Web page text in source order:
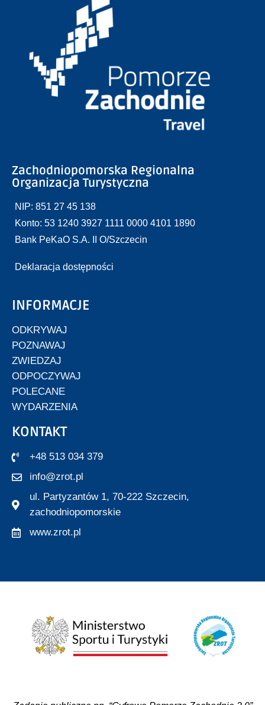
Zachodniopomorska Regionalna
Organizacja Turystyczna
NIP: 851 27 45 138
Konto: 53 1240 3927 1111 0000 4101 1890
Bank PeKaO S.A. II O/Szczecin
Deklaracja dostępności
INFORMACJE
ODKRYWAJ
POZNAWAJ
ZWIEDZAJ
ODPOCZYWAJ
POLECANE
WYDARZENIA
KONTAKT
+48 513 034 379
info@zrot.pl
ul. Partyzantów 1, 70-222 Szczecin,
zachodniopomorskie
www.zrot.pl